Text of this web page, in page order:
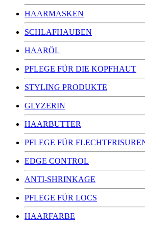
HAARMASKEN
SCHLAFHAUBEN
HAARÖL
PFLEGE FÜR DIE KOPFHAUT
STYLING PRODUKTE
GLYZERIN
HAARBUTTER
PFLEGE FÜR
EDGE CONTROL
ANTI-SHRINKAGE
PFLEGE FÜR LOCS
HAARFARBE